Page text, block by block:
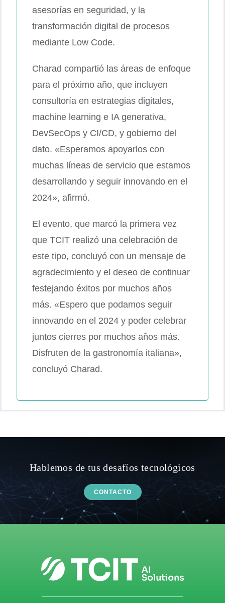
asesorías en seguridad, y la
transformación digital de procesos
mediante Low Code.
Charad compartió las áreas de enfoque
para el próximo año, que incluyen
consultoría en estrategias digitales,
machine learning e IA generativa,
DevSecOps y CI/CD, y gobierno del
dato. «Esperamos apoyarlos con
muchas líneas de servicio que estamos
desarrollando y seguir innovando en el
2024», afirmó.
El evento, que marcó la primera vez
que TCIT realizó una celebración de
este tipo, concluyó con un mensaje de
agradecimiento y el deseo de continuar
festejando éxitos por muchos años
más. «Espero que podamos seguir
innovando en el 2024 y poder celebrar
juntos cierres por muchos años más.
Disfruten de la gastronomía italiana»,
concluyó Charad.
Hablemos de tus desafíos tecnológicos
CONTACTO